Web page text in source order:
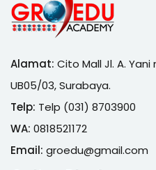
Alamat: Cito Mall Jl. A. Yani
UB05/03, Surabaya.
Telp: Telp (031) 8703900
WA: 0818521172
Email: groedu@gmail.com